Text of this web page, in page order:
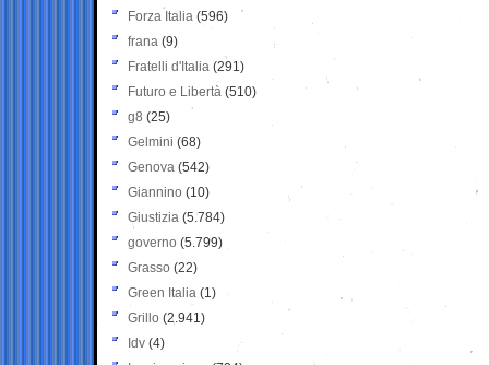
Forza Italia (596)
frana (9)
Fratelli d'Italia (291)
Futuro e Libertà (510)
g8 (25)
Gelmini (68)
Genova (542)
Giannino (10)
Giustizia (5.784)
governo (5.799)
Grasso (22)
Green Italia (1)
Grillo (2.941)
Idv (4)